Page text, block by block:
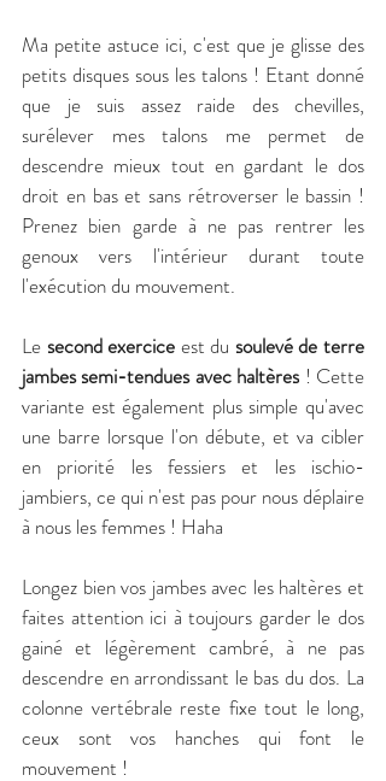
Ma petite astuce ici, c'est que je glisse des
petits disques sous les talons ! Etant donné
que je suis assez raide des chevilles,
surélever mes talons me permet de
descendre mieux tout en gardant le dos
droit en bas et sans rétroverser le bassin !
Prenez bien garde à ne pas rentrer les
genoux vers l'intérieur durant toute
l'exécution du mouvement.
Le second exercice est du soulevé de terre
jambes semi-tendues avec haltères ! Cette
variante est également plus simple qu'avec
une barre lorsque l'on débute, et va cibler
en priorité les fessiers et les ischio-
jambiers, ce qui n'est pas pour nous déplaire
à nous les femmes ! Haha
Longez bien vos jambes avec les haltères et
faites attention ici à toujours garder le dos
gainé et légèrement cambré, à ne pas
descendre en arrondissant le bas du dos. La
colonne vertébrale reste fixe tout le long,
ceux sont vos hanches qui font le
mouvement !